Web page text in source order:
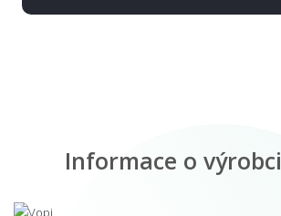
Informace o výrobci